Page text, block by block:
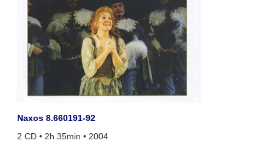
Naxos 8.660191-92
2 CD • 2h 35min • 2004